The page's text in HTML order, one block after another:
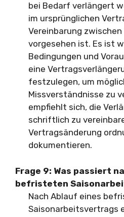
bei Bedarf verlängert
im ursprünglichen
Vereinbarung
vorgesehen ist. Es ist
Bedingungen und
eine
festzulegen, um
Missverständnisse zu
empfiehlt sich, die
schriftlich zu
Vertragsänderung
dokumentieren.
Frage 9: Was passiert
befristeten
Nach Ablauf eines
Saisonarbeitsvertrags